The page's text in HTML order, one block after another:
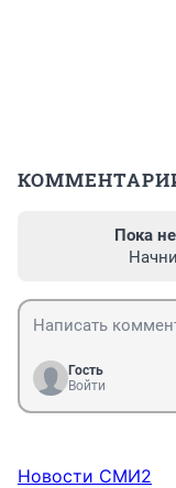
Пока
Гость
Войти
Новости СМИ2